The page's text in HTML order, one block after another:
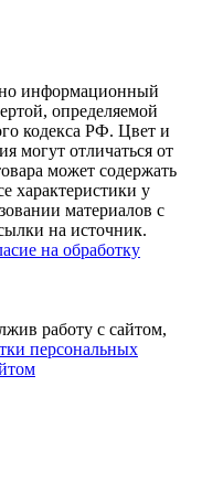
информационный
определяемой
кодекса РФ. Цвет и
могут отличаться от
может содержать
характеристики у
материалов с
на источник.
на обработку
работу с сайтом,
персональных